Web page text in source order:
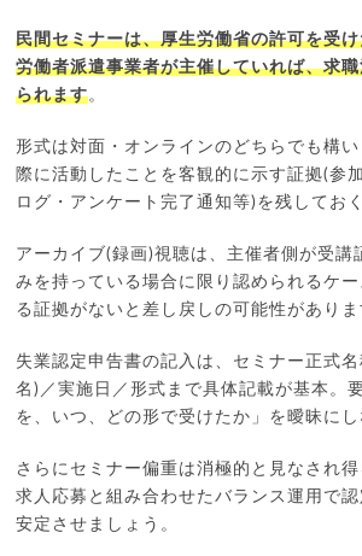
民間セミナーは、厚生労働省の許可を受
労働者派遣事業者が主催していれば、求
られます。
形式は対面・オンラインのどちらでも構
際に活動したことを客観的に示す証拠(参
ログ・アンケート完了通知等)を残してお
アーカイブ(録画)視聴は、主催者側が受講
みを持っている場合に限り認められるケー
る証拠がないと差し戻しの可能性がありま
失業認定申告書の記入は、セミナー正式
名)／実施日／形式まで具体記載が基本。
を、いつ、どの形で受けたか」を曖昧にし
さらにセミナー偏重は消極的と見なされ
求人応募と組み合わせたバランス運用で
安定させましょう。